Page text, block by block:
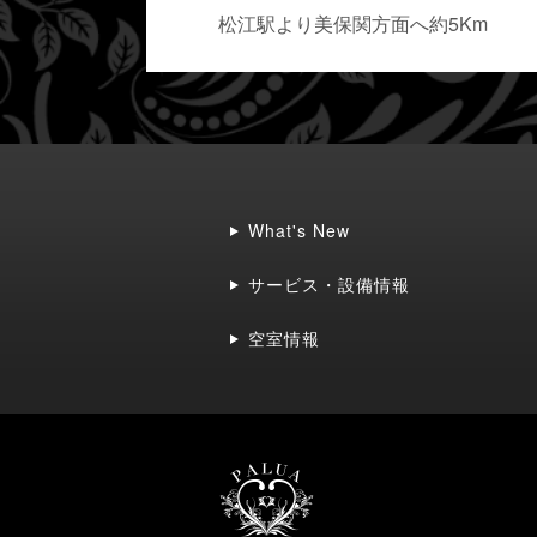
松江駅より美保関方面へ約5Km
What's New
サービス・設備情報
空室情報